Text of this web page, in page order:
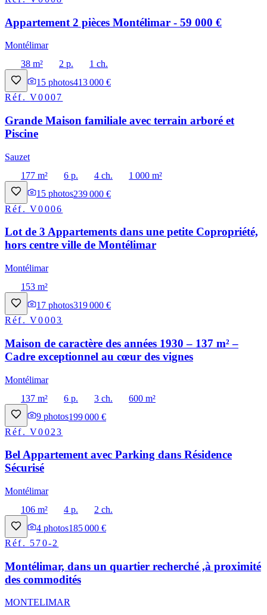
Appartement 2 pièces Montélimar - 59 000 €
Montélimar
38 m²
2 p.
1 ch.
15 photos413 000 €
Réf.V0007
Grande Maison familiale avec terrain arboré et
Piscine
Sauzet
177 m²
6 p. 4 ch.
1 000 m²
15 photos239 000 €
Réf.V0006
Lot de 3 Appartements dans une petite Copropriété,
hors centre ville de Montélimar
Montélimar
153 m²
17 photos319 000 €
Réf.V0003
Maison de caractère des années 1930 – 137 m² –
Cadre exceptionnel au cœur des vignes
Montélimar
137 m²
6 p. 3 ch.
600 m²
9 photos199 000 €
Réf.V0023
Bel Appartement avec Parking dans Résidence
Sécurisé
Montélimar
106 m²
4 p.
2 ch.
4 photos185 000 €
Réf. 570-2
Montélimar, dans un quartier recherché ,à proximité
des commodités
MONTELIMAR